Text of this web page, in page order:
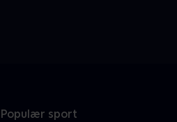
Populær sport